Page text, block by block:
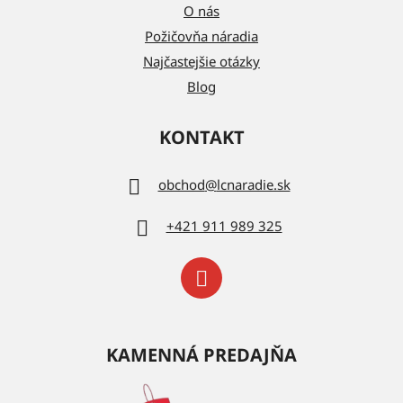
O nás
Požičovňa náradia
Najčastejšie otázky
Blog
KONTAKT
obchod@lcnaradie.sk
+421 911 989 325
KAMENNÁ PREDAJŇA